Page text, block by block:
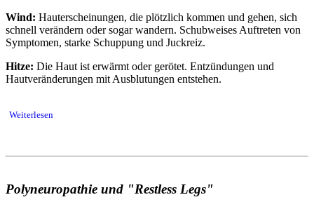
Wind: Hauterscheinungen, die plötzlich kommen und gehen, sich
schnell verändern oder sogar wandern. Schubweises Auftreten von
Symptomen, starke Schuppung und Juckreiz.
Hitze: Die Haut ist erwärmt oder gerötet. Entzündungen und
Hautveränderungen mit Ausblutungen entstehen.
Weiterlesen
Polyneuropathie und "Restless Legs"